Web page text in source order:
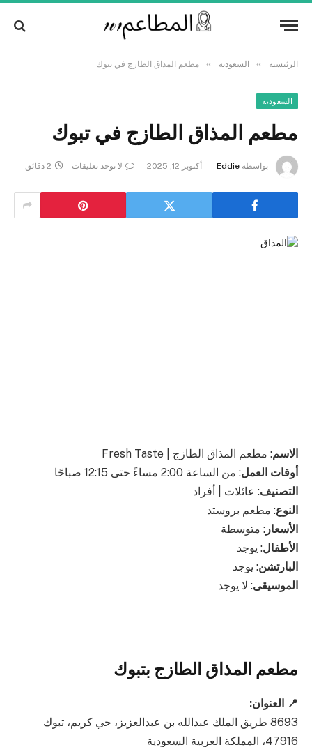
الرئيسية » السعودية » مطعم المذاق الطازج في تبوك
السعودية
مطعم المذاق الطازج في تبوك
بواسطة Eddie أكتوبر 12, 2025 لا توجد تعليقات 2 دقائق
الاسم: مطعم المذاق الطازج | Fresh Taste
أوقات العمل: من الساعة 2:00 مساءً حتى 12:15 صباحًا
التصنيف: عائلات | أفراد
النوع: مطعم بروستد
الأسعار : متوسطة
الأطفال: يوجد
البارتشن: يوجد
الموسيقى: لا يوجد
مطعم المذاق الطازج بتبوك
📍 العنوان:
8693 طريق الملك عبدالله بن عبدالعزيز، حي كريم، تبوك
47916، المملكة العربية السعودية
We pay contributors for authorship.
Content may not be reviewed daily.
Gambling, betting, casino, or CBD are not